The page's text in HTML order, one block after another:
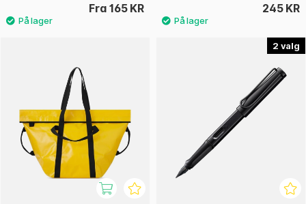
Fra 165 KR 245 KR
2